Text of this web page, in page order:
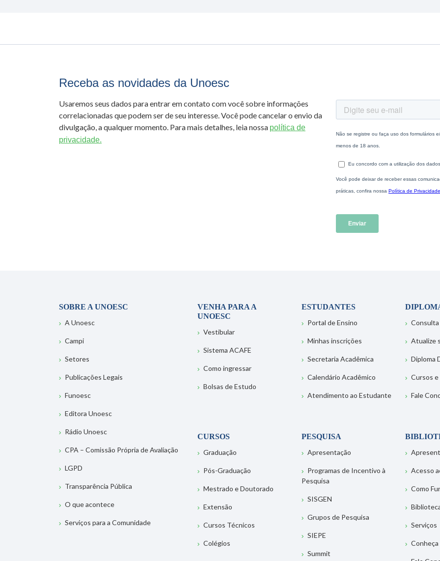
Receba as novidades da Unoesc
Usaremos seus dados para entrar em contato com você sobre informações
correlacionadas que podem ser de seu interesse. Você pode cancelar o envio da
divulgação, a qualquer momento. Para mais detalhes, leia nossa política de
privacidade.
SOBRE A UNOESC
A Unoesc
Campi
Setores
Publicações Legais
Funoesc
Editora Unoesc
Rádio Unoesc
CPA – Comissão Própria de Avaliação
LGPD
Transparência Pública
O que acontece
Serviços para a Comunidade
VENHA PARA A
UNOESC
Vestibular
Sistema ACAFE
Como ingressar
Bolsas de Estudo
ESTUDANTES
Portal de Ensino
Minhas inscrições
Secretaria Acadêmica
Calendário Acadêmico
Atendimento ao Estudante
Consulta
Atualize
Diploma
Cursos
Fale
CURSOS
Graduação
Pós-Graduação
Mestrado e Doutorado
Extensão
Cursos Técnicos
Colégios
PESQUISA
Apresentação
Programas de Incentivo à
Pesquisa
SISGEN
Grupos de Pesquisa
SIEPE
Summit
Acesso
Como
Serviços